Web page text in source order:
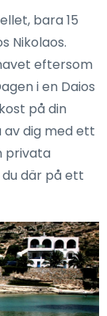
bara 15
Nikolaos.
eftersom
i en Daios
på din
av dig med ett
privata
där på ett